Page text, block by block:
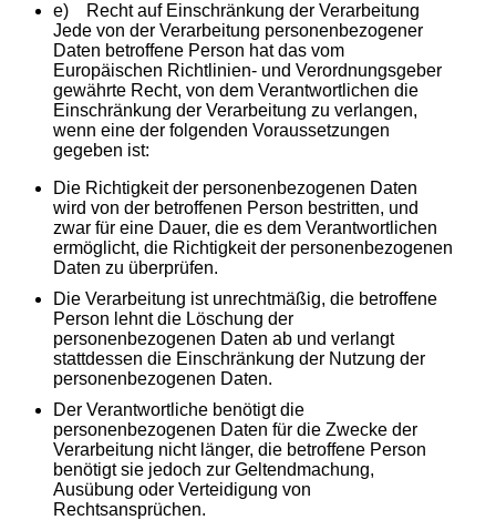
e) Recht auf Einschränkung der Verarbeitung
Jede von der Verarbeitung personenbezogener
Daten betroffene Person hat das vom
Europäischen Richtlinien- und Verordnungsgeber
gewährte Recht, von dem Verantwortlichen die
Einschränkung der Verarbeitung zu verlangen,
wenn eine der folgenden Voraussetzungen
gegeben ist:
Die Richtigkeit der personenbezogenen Daten
wird von der betroffenen Person bestritten, und
zwar für eine Dauer, die es dem Verantwortlichen
ermöglicht, die Richtigkeit der personenbezogenen
Daten zu überprüfen.
Die Verarbeitung ist unrechtmäßig, die betroffene
Person lehnt die Löschung der
personenbezogenen Daten ab und verlangt
stattdessen die Einschränkung der Nutzung der
personenbezogenen Daten.
Der Verantwortliche benötigt die
personenbezogenen Daten für die Zwecke der
Verarbeitung nicht länger, die betroffene Person
benötigt sie jedoch zur Geltendmachung,
Ausübung oder Verteidigung von
Rechtsansprüchen.